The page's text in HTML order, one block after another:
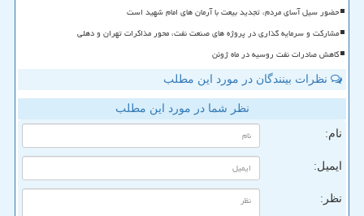
حضور سیل آسای مردم، تجدید بیعت با آرمان های امام شهید است
مشارکت و سرمایه گذاری در پروژه های صنعت نفت، محور مذاکرات تهران و دهلی
کاهش صادرات نفت روسیه در ماه ژوئن
نظرات بینندگان در مورد این مطلب
نظر شما در مورد این مطلب
نام:
ایمیل:
نظر: